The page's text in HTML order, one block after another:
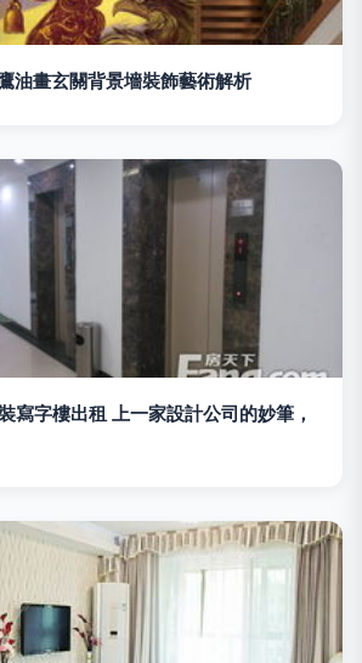
油畫玄關背景墻裝飾藝術解析
寫字樓出租 上一家設計公司的妙筆，